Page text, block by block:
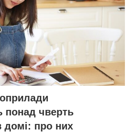
понад чверть
домі: про них